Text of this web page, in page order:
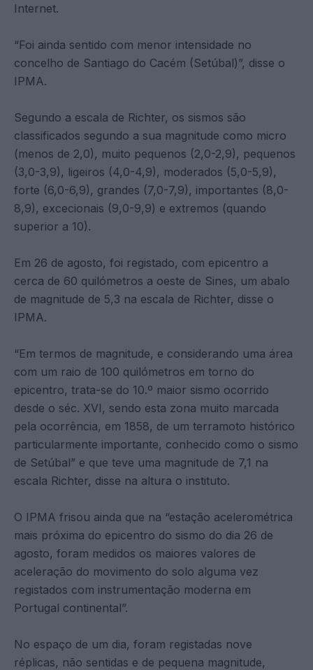
Internet.
“Foi ainda sentido com menor intensidade no
concelho de Santiago do Cacém (Setúbal)”, disse o
IPMA.
Segundo a escala de Richter, os sismos são
classificados segundo a sua magnitude como micro
(menos de 2,0), muito pequenos (2,0-2,9), pequenos
(3,0-3,9), ligeiros (4,0-4,9), moderados (5,0-5,9),
forte (6,0-6,9), grandes (7,0-7,9), importantes (8,0-
8,9), excecionais (9,0-9,9) e extremos (quando
superior a 10).
Em 26 de agosto, foi registado, com epicentro a
cerca de 60 quilómetros a oeste de Sines, um abalo
de magnitude de 5,3 na escala de Richter, disse o
IPMA.
“Em termos de magnitude, e considerando uma área
com um raio de 100 quilómetros em torno do
epicentro, trata-se do 10.º maior sismo ocorrido
desde o séc. XVI, sendo esta zona muito marcada
pela ocorrência, em 1858, de um terramoto histórico
particularmente importante, conhecido como o sismo
de Setúbal” e que teve uma magnitude de 7,1 na
escala Richter, disse na altura o instituto.
O IPMA frisou ainda que na “estação acelerométrica
mais próxima do epicentro do sismo do dia 26 de
agosto, foram medidos os maiores valores de
aceleração do movimento do solo alguma vez
registados com instrumentação moderna em
Portugal continental”.
No espaço de um dia, foram registadas nove
réplicas, não sentidas e de pequena magnitude,